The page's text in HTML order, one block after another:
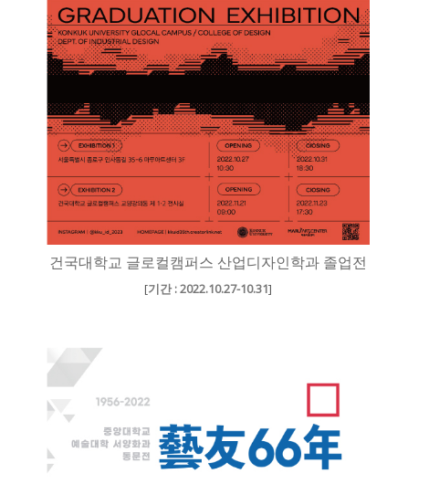
건국대학교 글로컬캠퍼스 산업디자인학과 졸업전
[기간 : 2022.10.27-10.31]